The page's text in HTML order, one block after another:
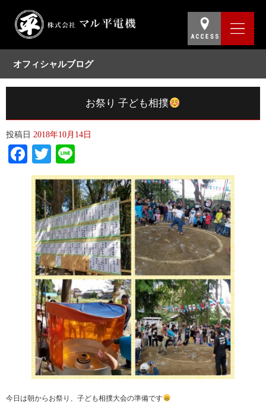
オフィシャルブログ
お祭り 子ども相撲
投稿日 2018年10月14日
Facebook
Twitter
今日は朝からお祭り、子ども相撲大会の準備です